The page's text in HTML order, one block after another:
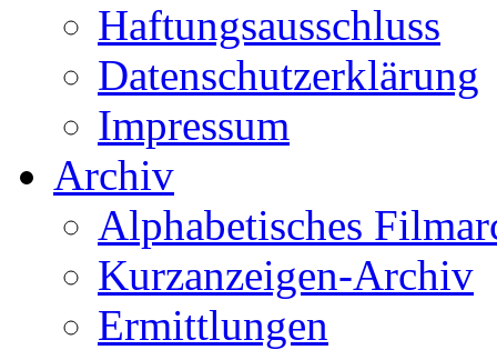
Haftungsausschluss
Datenschutzerklärung
Impressum
Archiv
Alphabetisches
Kurzanzeigen-Archiv
Ermittlungen